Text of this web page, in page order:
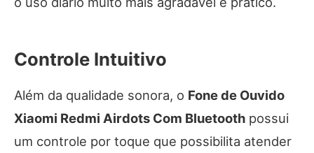
Controle Intuitivo
Além da qualidade sonora, o Fone de Ouvido
Xiaomi Redmi Airdots Com Bluetooth possui
um controle por toque que possibilita atender